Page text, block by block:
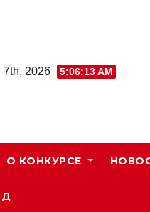
7th, 2026
5:06:13 AM
О КОНКУРСЕ